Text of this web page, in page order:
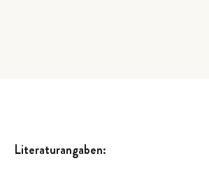
Literaturangaben: